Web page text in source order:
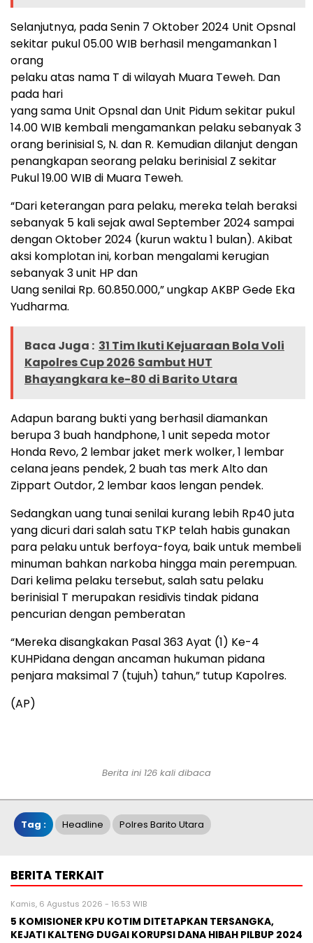
Selanjutnya, pada Senin 7 Oktober 2024 Unit Opsnal
sekitar pukul 05.00 WIB berhasil mengamankan 1
orang
pelaku atas nama T di wilayah Muara Teweh. Dan
pada hari
yang sama Unit Opsnal dan Unit Pidum sekitar pukul
14.00 WIB kembali mengamankan pelaku sebanyak 3
orang berinisial S, N. dan R. Kemudian dilanjut dengan
penangkapan seorang pelaku berinisial Z sekitar
Pukul 19.00 WIB di Muara Teweh.
“Dari keterangan para pelaku, mereka telah beraksi
sebanyak 5 kali sejak awal September 2024 sampai
dengan Oktober 2024 (kurun waktu 1 bulan). Akibat
aksi komplotan ini, korban mengalami kerugian
sebanyak 3 unit HP dan
Uang senilai Rp. 60.850.000,” ungkap AKBP Gede Eka
Yudharma.
Baca Juga : 31 Tim Ikuti Kejuaraan Bola Voli
Kapolres Cup 2026 Sambut HUT
Bhayangkara ke-80 di Barito Utara
Adapun barang bukti yang berhasil diamankan
berupa 3 buah handphone, 1 unit sepeda motor
Honda Revo, 2 lembar jaket merk wolker, 1 lembar
celana jeans pendek, 2 buah tas merk Alto dan
Zippart Outdor, 2 lembar kaos lengan pendek.
Sedangkan uang tunai senilai kurang lebih Rp40 juta
yang dicuri dari salah satu TKP telah habis gunakan
para pelaku untuk berfoya-foya, baik untuk membeli
minuman bahkan narkoba hingga main perempuan.
Dari kelima pelaku tersebut, salah satu pelaku
berinisial T merupakan residivis tindak pidana
pencurian dengan pemberatan
“Mereka disangkakan Pasal 363 Ayat (1) Ke-4
KUHPidana dengan ancaman hukuman pidana
penjara maksimal 7 (tujuh) tahun,” tutup Kapolres.
(AP)
Berita ini 126 kali dibaca
Tag : Headline Polres Barito Utara
BERITA TERKAIT
Kamis, 6 Agustus 2026 - 16:53 WIB
5 KOMISIONER KPU KOTIM DITETAPKAN TERSANGKA,
KEJATI KALTENG DUGAI KORUPSI DANA HIBAH PILBUP 2024